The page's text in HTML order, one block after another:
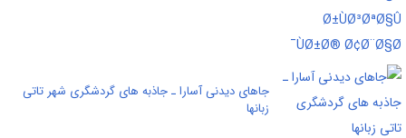
جاهای دیدنی آسارا ـ جاذبه های گردشگری شهر تاتی
زبانها